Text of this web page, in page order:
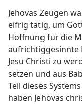
Jehovas Zeugen
eifrig tätig, um
Hoffnung für die
aufrichtiggesinnte
Jesu Christi zu
setzen und aus
Teil dieses
haben Jehovas